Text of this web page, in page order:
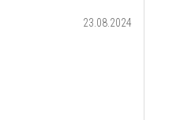
23.08.2024